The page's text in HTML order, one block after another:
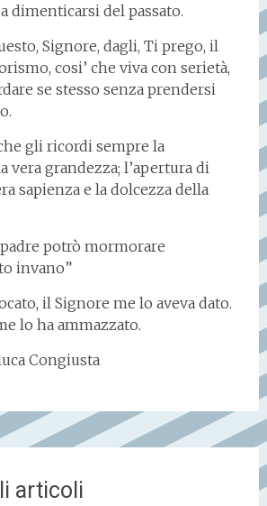
dimenticarsi del passato.
Signore, dagli, Ti prego, il
cosi’ che viva con serietà,
se stesso senza prendersi
gli ricordi sempre la
vera grandezza; l’apertura di
sapienza e la dolcezza della
potrò mormorare
invano”
il Signore me lo aveva dato.
lo ha ammazzato.
Congiusta
articoli